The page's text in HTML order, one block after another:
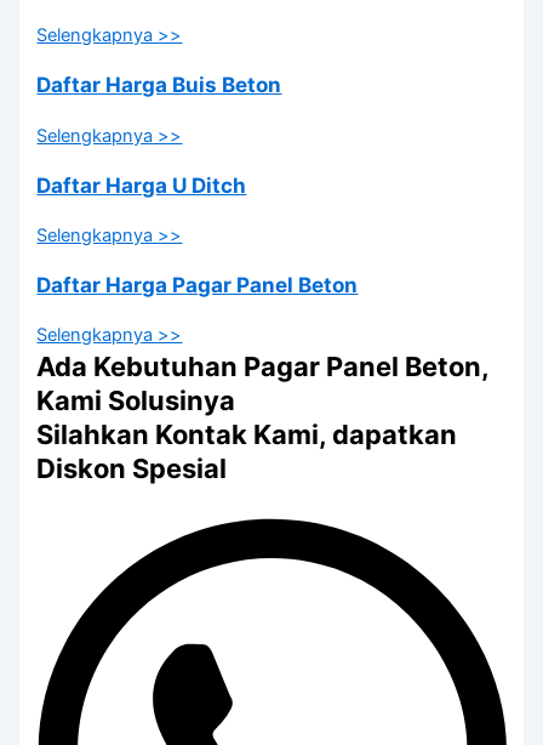
Selengkapnya >>
Daftar Harga Buis Beton
Selengkapnya >>
Daftar Harga U Ditch
Selengkapnya >>
Daftar Harga Pagar Panel Beton
Selengkapnya >>
Ada Kebutuhan Pagar Panel Beton,
Kami Solusinya
Silahkan Kontak Kami, dapatkan
Diskon Spesial